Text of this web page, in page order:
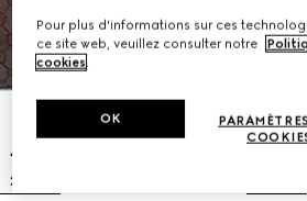
Pour plus d'informations sur ces
ce site web, veuillez consulter notre
cookies.
OK